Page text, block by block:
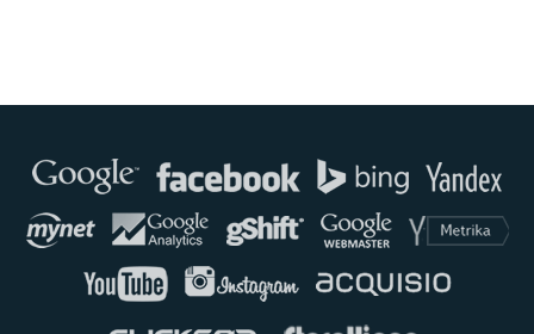
Genellikle anında yanıt verir